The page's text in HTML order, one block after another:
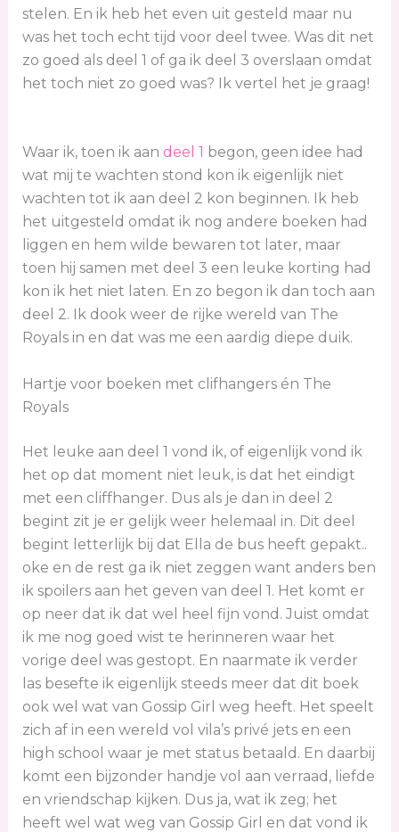
stelen. En ik heb het even uit gesteld maar nu
was het toch echt tijd voor deel twee. Was dit net
zo goed als deel 1 of ga ik deel 3 overslaan omdat
het toch niet zo goed was? Ik vertel het je graag!
Waar ik, toen ik aan deel 1 begon, geen idee had
wat mij te wachten stond kon ik eigenlijk niet
wachten tot ik aan deel 2 kon beginnen. Ik heb
het uitgesteld omdat ik nog andere boeken had
liggen en hem wilde bewaren tot later, maar
toen hij samen met deel 3 een leuke korting had
kon ik het niet laten. En zo begon ik dan toch aan
deel 2. Ik dook weer de rijke wereld van The
Royals in en dat was me een aardig diepe duik.
Hartje voor boeken met clifhangers én The
Royals
Het leuke aan deel 1 vond ik, of eigenlijk vond ik
het op dat moment niet leuk, is dat het eindigt
met een cliffhanger. Dus als je dan in deel 2
begint zit je er gelijk weer helemaal in. Dit deel
begint letterlijk bij dat Ella de bus heeft gepakt..
oke en de rest ga ik niet zeggen want anders ben
ik spoilers aan het geven van deel 1. Het komt er
op neer dat ik dat wel heel fijn vond. Juist omdat
ik me nog goed wist te herinneren waar het
vorige deel was gestopt. En naarmate ik verder
las besefte ik eigenlijk steeds meer dat dit boek
ook wel wat van Gossip Girl weg heeft. Het speelt
zich af in een wereld vol vila’s privé jets en een
high school waar je met status betaald. En daarbij
komt een bijzonder handje vol aan verraad, liefde
en vriendschap kijken. Dus ja, wat ik zeg; het
heeft wel wat weg van Gossip Girl en dat vond ik